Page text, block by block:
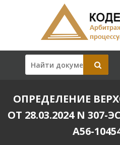
ОПРЕДЕЛЕНИЕ
ОТ 28.03.2024 N 307-
А56-